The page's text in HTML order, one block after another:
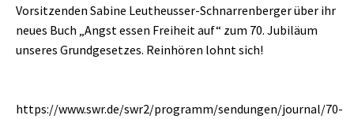
Vorsitzenden Sabine Leutheusser-Schnarrenberger über ihr
neues Buch „Angst essen Freiheit auf“ zum 70. Jubiläum
unseres Grundgesetzes. Reinhören lohnt sich!
https://www.swr.de/swr2/programm/sendungen/journal/70-